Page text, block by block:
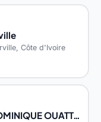
Côte d'Ivoire
HOPITAL MERE ENFANT DOMINIQUE OUATTARA DE BINGERVILLE